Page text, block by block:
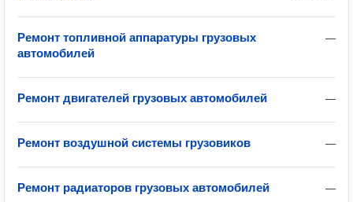
—
Ремонт топливной аппаратуры грузовых
автомобилей
—
Ремонт двигателей грузовых автомобилей
—
Ремонт воздушной системы грузовиков
—
Ремонт радиаторов грузовых автомобилей